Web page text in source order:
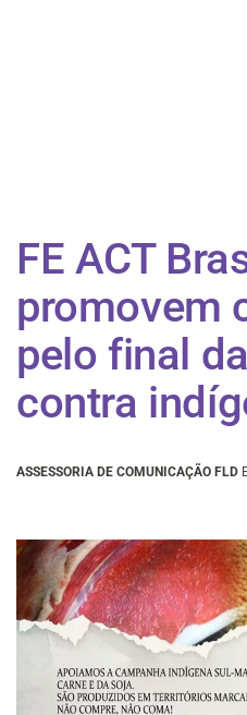
FE ACT
promovem
pelo final
contra
ASSESSORIA DE COMUNICAÇÃO FLD